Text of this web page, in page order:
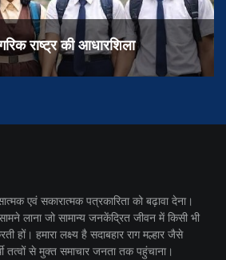
मप्र कांग्रेस अध्यक्ष
हिरासत में
एवं सकारात्मक पत्रकारिता को बढ़ावा देना।
लाना जो सामान्य जनकेंद्रित जीवन में किसी भी
हों। हमारा लक्ष्य है सदाबहार राग मल्हार जैसे
तत्वों से मुक्त समाचार जनता तक पहुंचाना।